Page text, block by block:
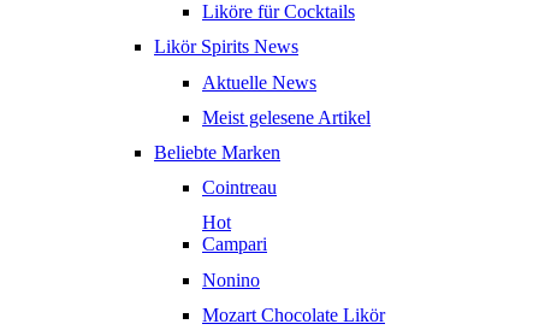
Liköre für Cocktails
Likör Spirits News
Aktuelle News
Meist gelesene Artikel
Beliebte Marken
Cointreau
Hot
Campari
Nonino
Mozart Chocolate Likör